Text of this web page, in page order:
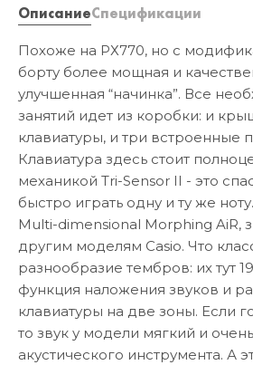
ОписаниеСпецификации
Похоже на РХ770, но с
борту более мощная и
улучшенная “начинка”. Все
занятий идет из коробки: и
клавиатуры, и три встроенные
Клавиатура здесь стоит
механикой Tri-Sensor II - это
быстро играть одну и ту же
Multi-dimensional Morphing AiR,
другим моделям Casio. Что
разнообразие тембров: их тут
функция наложения звуков и
клавиатуры на две зоны. Если
то звук у модели мягкий и
акустического инструмента. А